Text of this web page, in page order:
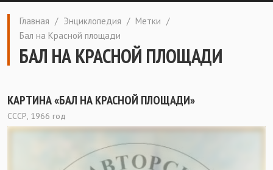
Главная / Энциклопедия / Метки /
Бал на Красной площади
БАЛ НА КРАСНОЙ ПЛОЩАДИ
КАРТИНА «БАЛ НА КРАСНОЙ ПЛОЩАДИ»
СССР, 1966 год